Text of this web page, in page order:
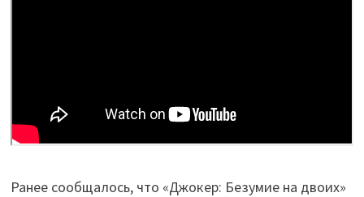
Ранее сообщалось, что «Джокер: Безумие на двоих»